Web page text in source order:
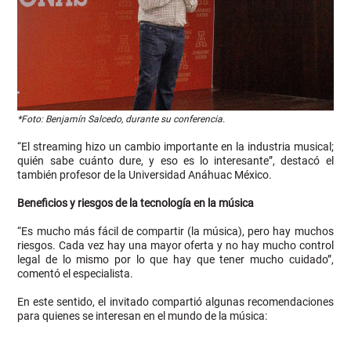
*Foto: Benjamín Salcedo, durante su conferencia.
“El streaming hizo un cambio importante en la industria musical;
quién sabe cuánto dure, y eso es lo interesante”, destacó el
también profesor de la Universidad Anáhuac México.
Beneficios y riesgos de la tecnología en la música
“Es mucho más fácil de compartir (la música), pero hay muchos
riesgos. Cada vez hay una mayor oferta y no hay mucho control
legal de lo mismo por lo que hay que tener mucho cuidado”,
comentó el especialista.
En este sentido, el invitado compartió algunas recomendaciones
para quienes se interesan en el mundo de la música: